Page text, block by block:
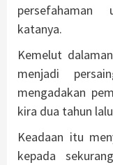
persefahaman
katanya.
Kemelut
menjadi
mengadakan
kira dua tahun
Keadaan itu
kepada